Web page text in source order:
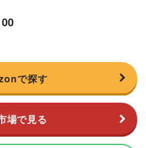
で探す
場で見る